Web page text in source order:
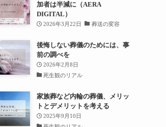
加者は半減に（AERA
DIGITAL）
2026年3月22日 葬送の変容
後悔しない葬儀のためには、事
前の調べを
2026年2月8日
死生観のリアル
家族葬など内輪の葬儀、メリッ
トとデメリットを考える
2025年9月10日